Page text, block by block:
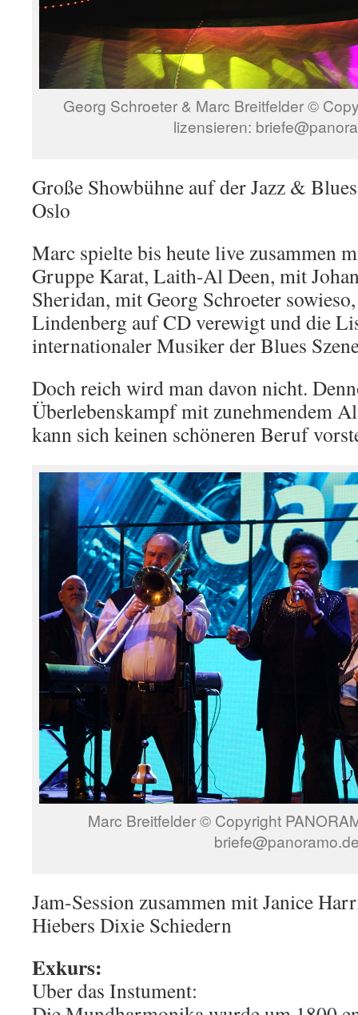
Georg Schroeter & Marc Breitfelder ©
lizensieren:
Große Showbühne auf der Jazz &
Oslo
Marc spielte bis heute live zusammen
Gruppe Karat, Laith-Al Deen, mit
Sheridan, mit Georg Schroeter
Lindenberg auf CD verewigt und die
internationaler Musiker der Blues
Doch reich wird man davon nicht.
Überlebenskampf mit zunehmendem
kann sich keinen schöneren Beruf
Marc Breitfelder © Copyright
Jam-Session zusammen mit Janice
Hiebers Dixie Schiedern
Exkurs:
Uber das Instument: